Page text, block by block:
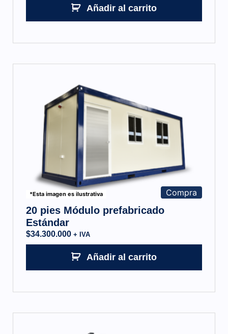
Añadir al carrito
*Esta imagen es ilustrativa Compra
20 pies Módulo prefabricado
Estándar
$34.300.000 + IVA
Añadir al carrito